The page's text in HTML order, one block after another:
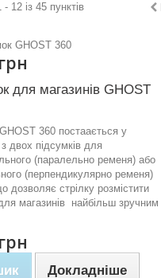
- 12 із 45 пунктів
для магазинів GHOST
360 постаається у
з двох підсумків для
(паралельно ременя) або
(перпендикулярно ременя)
дозволяє стрілку розмістити
магазинів найбільш зручним
Докладніше